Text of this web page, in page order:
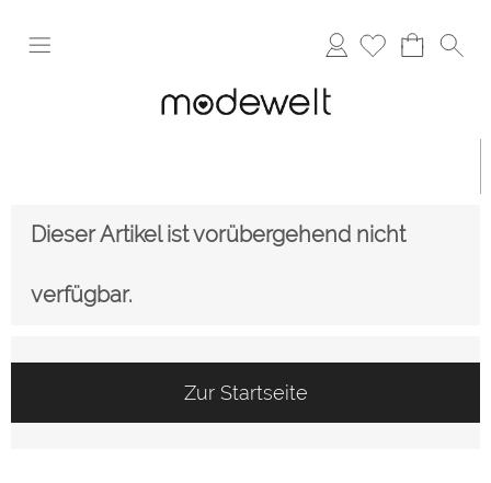
Anmelden
Dieser Artikel ist vorübergehend nicht
verfügbar.
Zur Startseite